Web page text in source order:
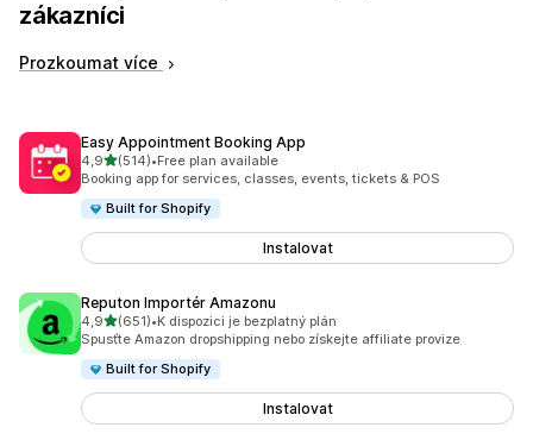
zákazníci
Prozkoumat více
Easy Appointment Booking App
4,9z 5 hvězd
(514)
Celkový počet recenzí: 514
•Free plan available
Booking app for services, classes, events, tickets & POS
Built for Shopify
Instalovat
Reputon Importér Amazonu
4,9z 5 hvězd
(651)
Celkový počet recenzí: 651
•K dispozici je bezplatný plán
Spusťte Amazon dropshipping nebo získejte affiliate provize
Built for Shopify
Instalovat